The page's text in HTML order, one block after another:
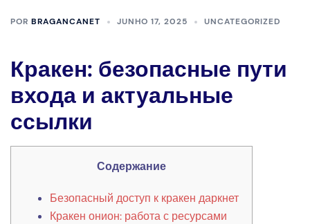
POR BRAGANCANET JUNHO 17, 2025 UNCATEGORIZED
Кракен: безопасные пути
входа и актуальные
ссылки
Содержание
Безопасный доступ к кракен даркнет
Кракен онион: работа с ресурсами